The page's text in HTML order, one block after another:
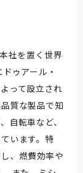
社を置く世界
ゥアール・
って設立され
質な製品で知
自転車など、
います。特
、燃費効率や